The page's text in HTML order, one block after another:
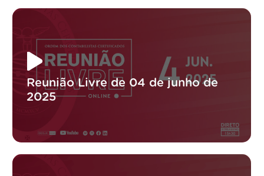
Reunião Livre de 04 de junho de
2025